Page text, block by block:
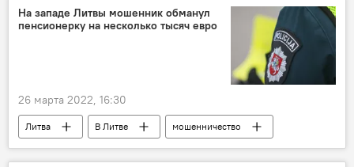
На западе Литвы мошенник обманул
пенсионерку на несколько тысяч евро
26 марта 2022, 16:30
Литва В Литве
мошенничество
Клайпеда
полиция Клайпеды